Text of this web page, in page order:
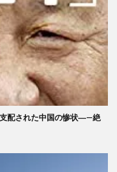
配された中国の惨状―—絶